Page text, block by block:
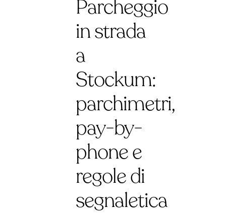
Parcheggio
in strada
a
Stockum:
parchimetri,
pay-by-
phone e
regole di
segnaletica